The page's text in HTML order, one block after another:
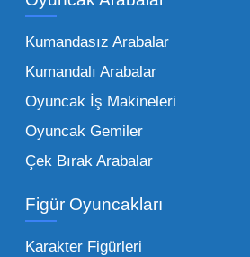
çeşitliliği ile doğru
Oyuncak bünyesinde öne
tercih edilen
Peluş Oyuncaklar:
vazgeçilmezi olan
seçeneklerimizi keşfederek
en sevilen karakterleri
Kumandasız Arabalar
Kumandalı Arabalar
Oyuncak İş Makineleri
Oyuncak Gemiler
Çek Bırak Arabalar
Figür Oyuncakları
Karakter Figürleri